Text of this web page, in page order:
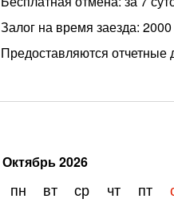
Залог на время заезда:
Предоставляются отчетные
Октябрь2026
пн вт ср чт пт